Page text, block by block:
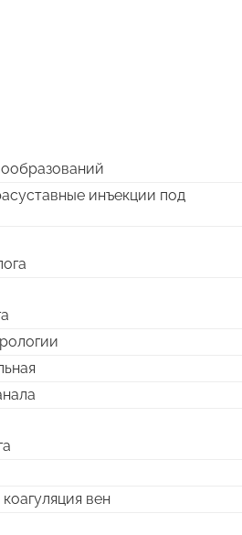
инъекции под
вен